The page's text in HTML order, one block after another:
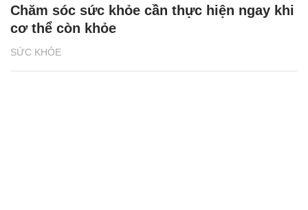
SỨC KHỎE
Chăm sóc sức khỏe cần thực hiện ngay khi
cơ thể còn khỏe